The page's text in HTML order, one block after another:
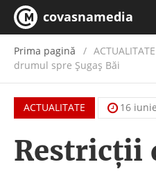
covasnamedia
Prima pagină ACTUALITATE
drumul spre Șugaș Băi
ACTUALITATE 16
Restricții